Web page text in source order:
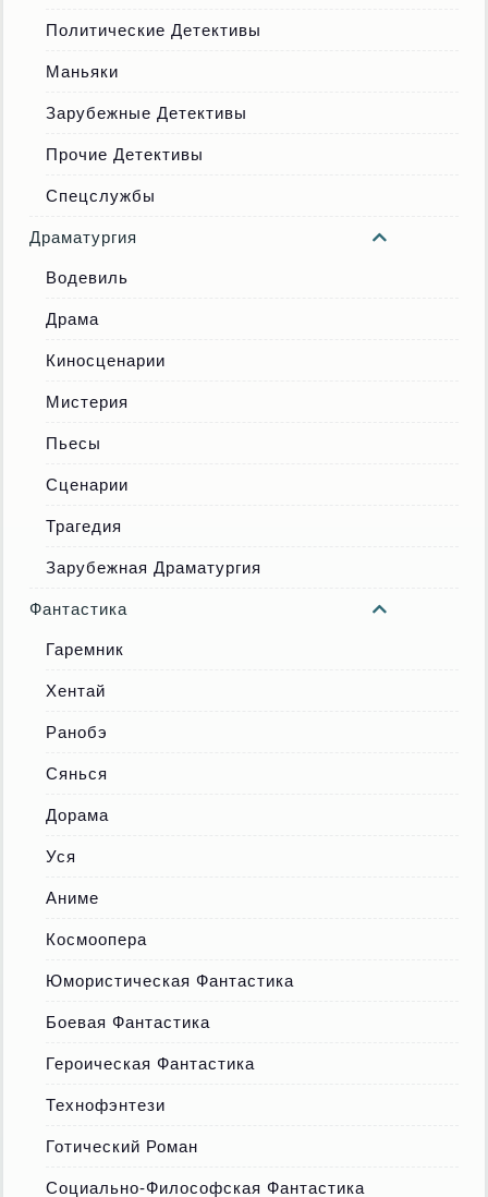
Политические Детективы
Маньяки
Зарубежные Детективы
Прочие Детективы
Спецслужбы
Драматургия
Водевиль
Драма
Киносценарии
Мистерия
Пьесы
Сценарии
Трагедия
Зарубежная Драматургия
Фантастика
Гаремник
Хентай
Ранобэ
Сянься
Дорама
Уся
Аниме
Космоопера
Юмористическая Фантастика
Боевая Фантастика
Героическая Фантастика
Технофэнтези
Готический Роман
Социально-Философская Фантастика